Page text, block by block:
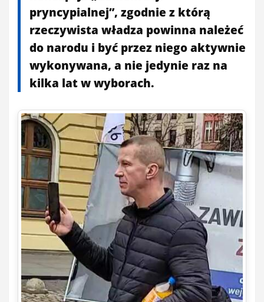
pryncypialnej”, zgodnie z którą
rzeczywista władza powinna należeć
do narodu i być przez niego aktywnie
wykonywana, a nie jedynie raz na
kilka lat w wyborach.